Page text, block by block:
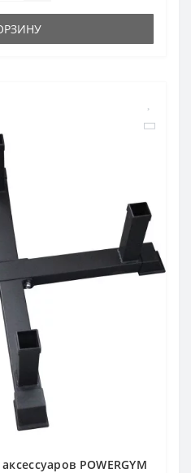
POWERGYM